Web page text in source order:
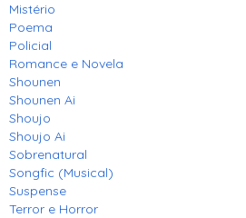
Mistério
Poema
Policial
Romance e Novela
Shounen
Shounen Ai
Shoujo
Shoujo Ai
Sobrenatural
Songfic (Musical)
Suspense
Terror e Horror